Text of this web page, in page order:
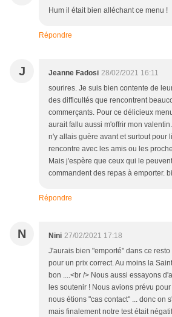
Hum il était bien alléchant ce menu !
Répondre
J Jeanne Fadosi 28/02/2021 16:11
sourires. Je suis bien contente de
des difficultés que rencontrent
commerçants. Pour ce délicieux
aurait fallu aussi m'offrir mon
n'y allais guère avant et surtout pour
rencontre avec les amis ou les
Mais j'espère que ceux qui le
commandent des repas à emporter.
Répondre
N Nini 27/02/2021 17:18
J'aurais bien "emporté" dans ce
pour un prix correct. Au moins la
bon ....<br /> Nous aussi essayons
les soutenir ! Nous avions prévu
nous étions "cas contact" ... donc on
mais finalement notre test était